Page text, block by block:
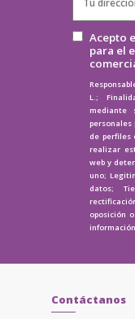
Acepto
para el
L.;
mediante
de perfiles
realizar
web y
uno;
datos;
oposición
Contáctanos